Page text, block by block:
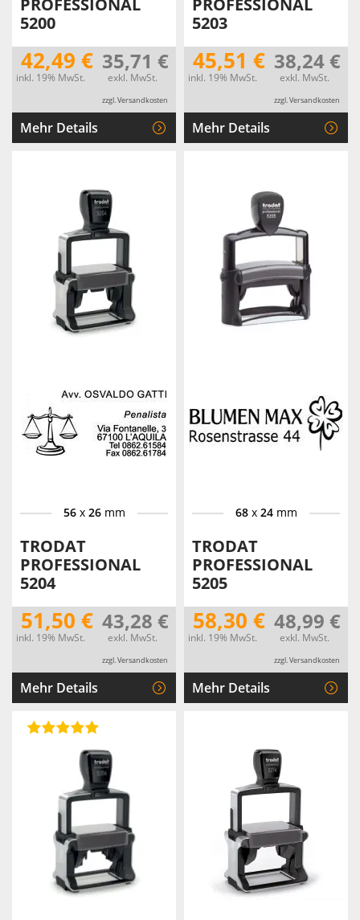
5200
42,49 €
inkl. 19% MwSt.
35,71 €
exkl. MwSt.
zzgl. Versandkosten
Mehr Details
5203
45,51 €
inkl. 19% MwSt.
38,24 €
exkl. MwSt.
zzgl. Versandkosten
Mehr Details
56x 26mm
TRODAT
PROFESSIONAL
5204
51,50 €
inkl. 19% MwSt.
43,28 €
exkl. MwSt.
zzgl. Versandkosten
Mehr Details
68x 24mm
TRODAT
PROFESSIONAL
5205
58,30 €
inkl. 19% MwSt.
48,99 €
exkl. MwSt.
zzgl. Versandkosten
Mehr Details